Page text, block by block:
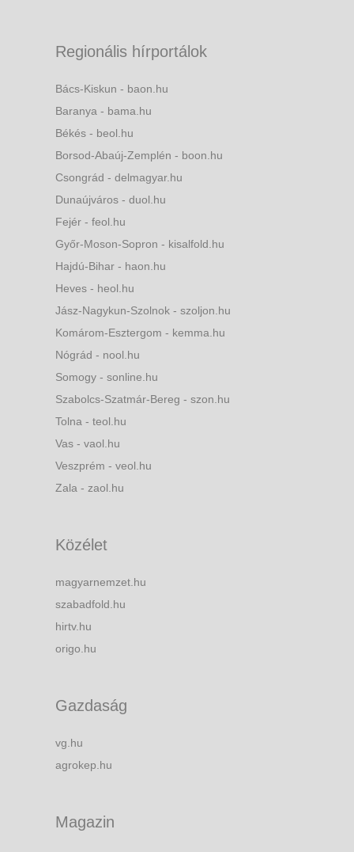
Regionális hírportálok
Bács-Kiskun - baon.hu
Baranya - bama.hu
Békés - beol.hu
Borsod-Abaúj-Zemplén - boon.hu
Csongrád - delmagyar.hu
Dunaújváros - duol.hu
Fejér - feol.hu
Győr-Moson-Sopron - kisalfold.hu
Hajdú-Bihar - haon.hu
Heves - heol.hu
Jász-Nagykun-Szolnok - szoljon.hu
Komárom-Esztergom - kemma.hu
Nógrád - nool.hu
Somogy - sonline.hu
Szabolcs-Szatmár-Bereg - szon.hu
Tolna - teol.hu
Vas - vaol.hu
Veszprém - veol.hu
Zala - zaol.hu
Közélet
magyarnemzet.hu
szabadfold.hu
hirtv.hu
origo.hu
Gazdaság
vg.hu
agrokep.hu
Magazin